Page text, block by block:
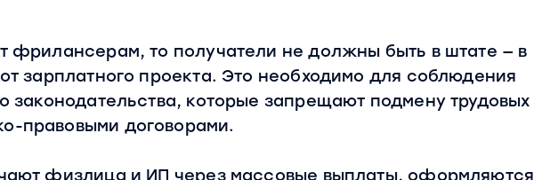
фрилансерам, то получатели не должны быть в штате — в
зарплатного проекта. Это необходимо для соблюдения
законодательства, которые запрещают подмену трудовых
правовыми договорами.
физлица и ИП через массовые выплаты, оформляются